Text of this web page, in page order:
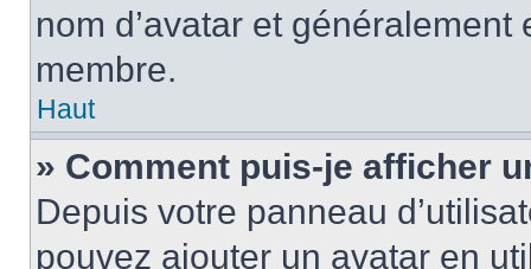
nom d’avatar et
membre.
Haut
» Comment puis-je afficher
Depuis votre panneau
pouvez ajouter un avatar en